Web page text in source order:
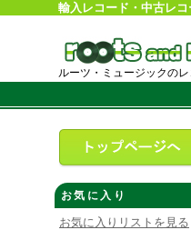
輸入レコード・中古レコ
ルーツ・ミュージックの
お気に入り
お気に入りリストを見る